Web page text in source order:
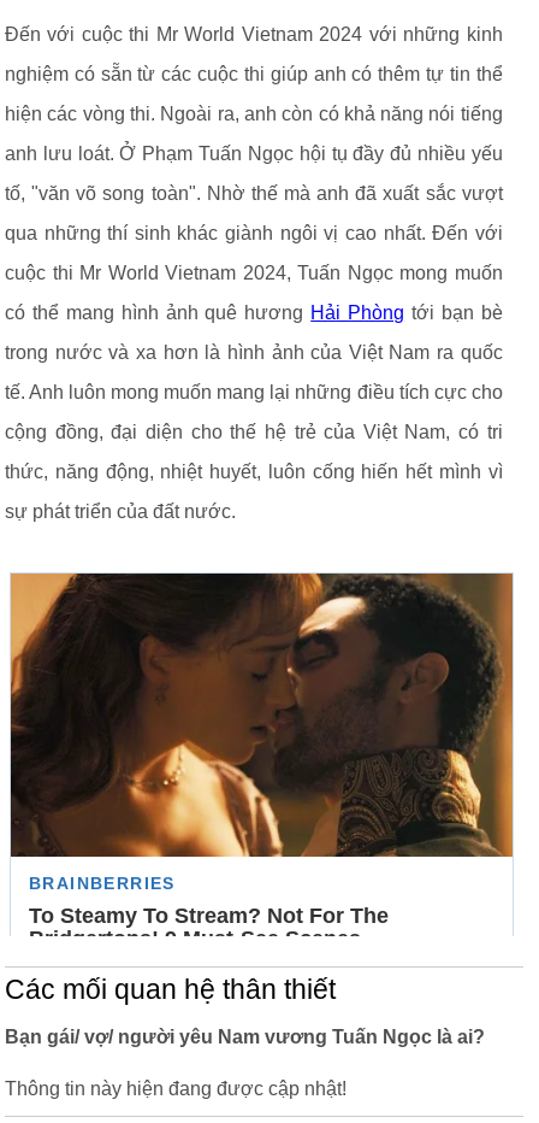
Đến với cuộc thi Mr World Vietnam 2024 với những kinh
nghiệm có sẵn từ các cuộc thi giúp anh có thêm tự tin thể
hiện các vòng thi. Ngoài ra, anh còn có khả năng nói tiếng
anh lưu loát. Ở Phạm Tuấn Ngọc hội tụ đầy đủ nhiều yếu
tố, "văn võ song toàn". Nhờ thế mà anh đã xuất sắc vượt
qua những thí sinh khác giành ngôi vị cao nhất. Đến với
cuộc thi Mr World Vietnam 2024, Tuấn Ngọc mong muốn
có thể mang hình ảnh quê hương Hải Phòng tới bạn bè
trong nước và xa hơn là hình ảnh của Việt Nam ra quốc
tế. Anh luôn mong muốn mang lại những điều tích cực cho
cộng đồng, đại diện cho thế hệ trẻ của Việt Nam, có tri
thức, năng động, nhiệt huyết, luôn cống hiến hết mình vì
sự phát triển của đất nước.
Các mối quan hệ thân thiết
Bạn gái/ vợ/ người yêu Nam vương Tuấn Ngọc là ai?
Thông tin này hiện đang được cập nhật!